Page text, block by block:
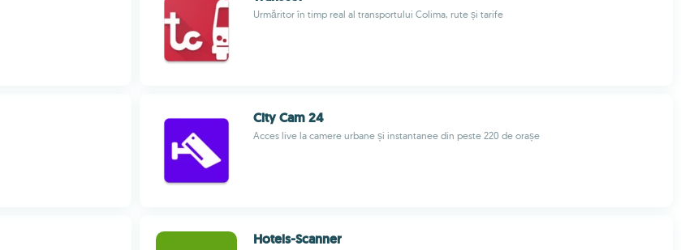
Urmăritor în timp real al transportului Colima, rute și tarife
City Cam 24
Acces live la camere urbane și instantanee din peste 220 de orașe
Hotels-Scanner